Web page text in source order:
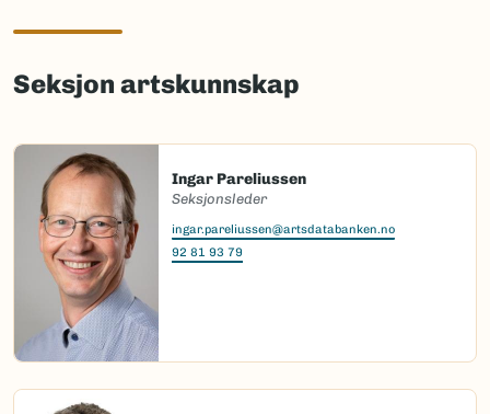
Seksjon artskunnskap
Ingar Pareliussen
Seksjonsleder
ingar.pareliussen@artsdatabanken.no
92 81 93 79